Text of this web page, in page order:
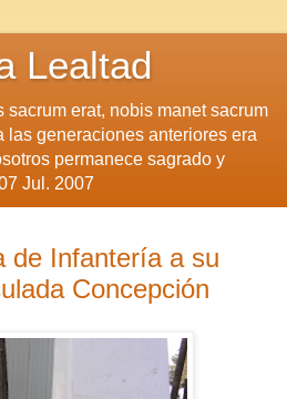
Lealtad
sacrum erat, nobis manet sacrum
las generaciones anteriores era
permanece sagrado y
Jul. 2007
de Infantería a su
Concepción